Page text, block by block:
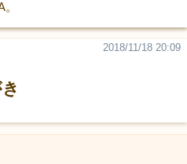
2018/11/18 20:09